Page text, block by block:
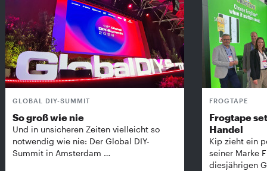
GLOBAL DIY-SUMMIT
So groß wie nie
Und in unsicheren Zeiten vielleicht so
notwendig wie nie: Der Global DIY-
Summit in Amsterdam …
FROGTAPE
Frogtape
Handel
Kip zieht ein
seiner Marke
diesjährigen